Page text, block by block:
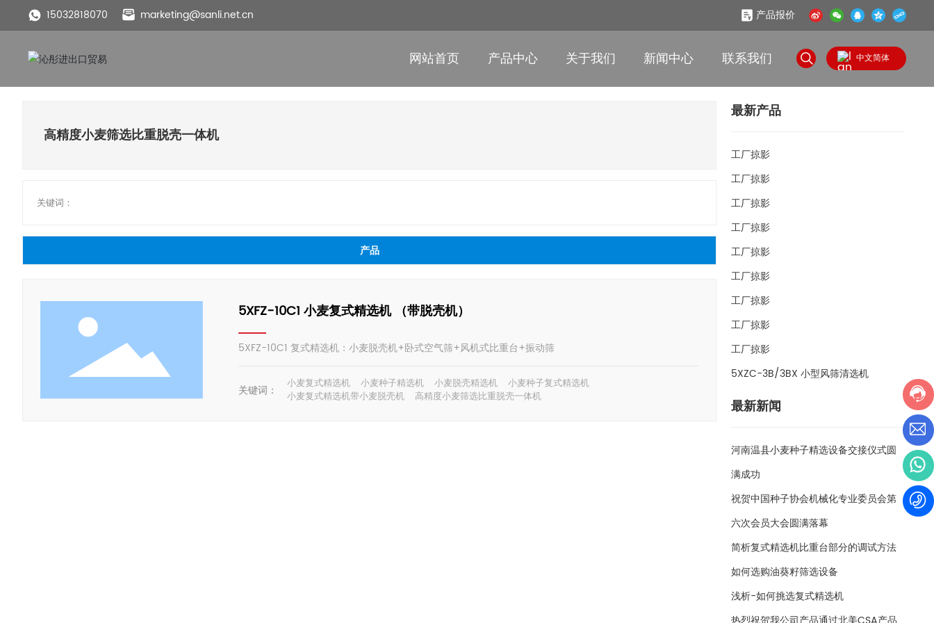
15032818070 marketing@sanli.net.cn 产品报价
网站首页 产品中心 关于我们 新闻中心 联系我们 中文简体
English
高精度小麦筛选比重脱壳一体机
关键词：
产品
5XFZ-10C1 小麦复式精选机 （带脱壳机）
5XFZ-10C1 复式精选机：小麦脱壳机+卧式空气筛+风机式比重台+振动筛
关键词： 小麦复式精选机 小麦种子精选机 小麦脱壳精选机
小麦种子复式精选机
小麦复式精选机带小麦脱壳机
高精度小麦筛选比重脱壳一体机
最新产品
工厂掠影
工厂掠影
工厂掠影
工厂掠影
工厂掠影
工厂掠影
工厂掠影
工厂掠影
工厂掠影
5XZC-3B/3BX 小型风筛清选机
最新新闻
河南温县小麦种子精选设备交接仪式圆
满成功
祝贺中国种子协会机械化专业委员会第
六次会员大会圆满落幕
简析复式精选机比重台部分的调试方法
如何选购油葵籽筛选设备
浅析-如何挑选复式精选机